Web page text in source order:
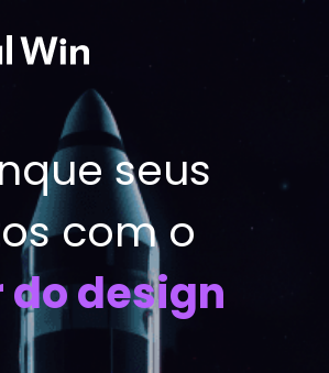
seus
com o
do design